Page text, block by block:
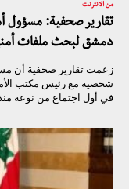
من الانترنت
تقارير صحفية: مسؤول
دمشق لبحث ملفات
زعمت تقارير صحفية أن
شخصية مع رئيس مكتب
في أول اجتماع من نوعه